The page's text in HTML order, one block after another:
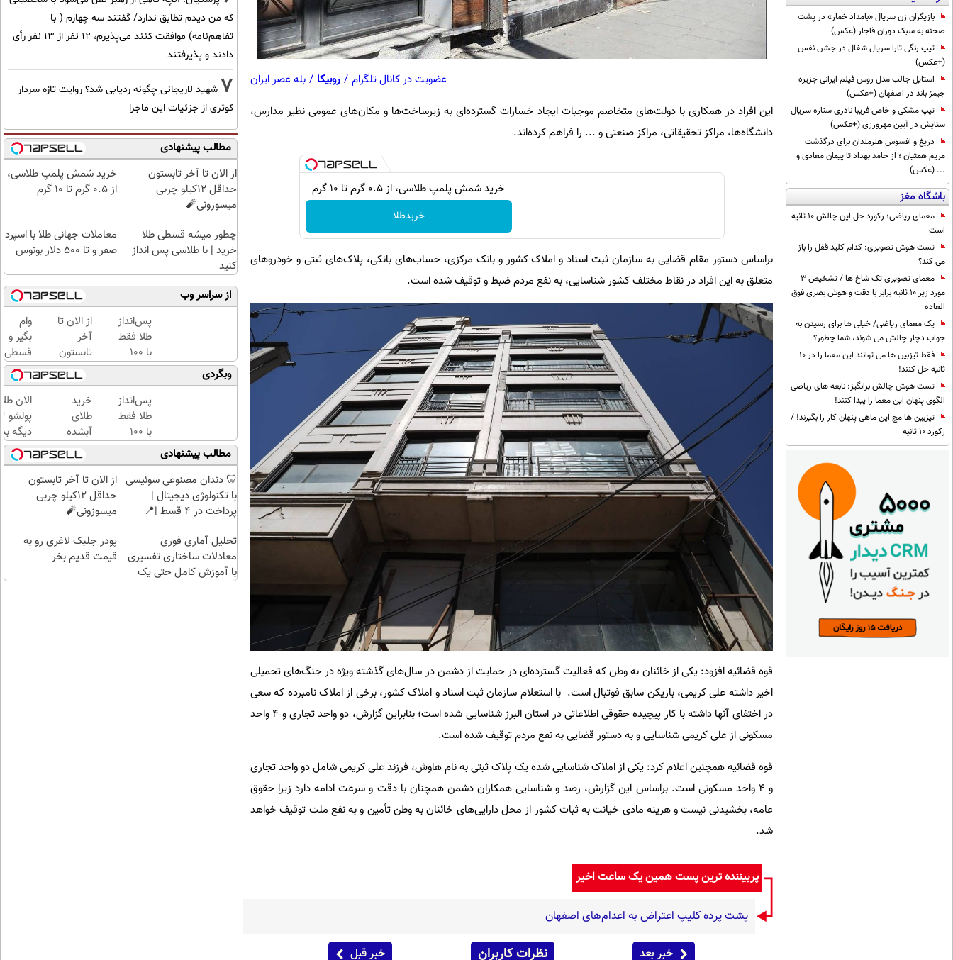
بازیگران زن سریال «بامداد خمار» در پشت
صحنه به سبک دوران قاجار (عکس)
تیپ رنگی تارا سریال شغال در جشن نفس
(+عکس)
استایل جالب مدل روس فیلم ایرانی جزیره
جیمز باند در اصفهان (+عکس)
تیپ مشکی و خاص فریبا نادری ستاره سریال
ستایش در آیین مهرورزی (+عکس)
دریغ و افسوس هنرمندان برای درگذشت
مریم همتیان ؛ از حامد بهداد تا پیمان معادی و
... (عکس)
باشگاه مغز
معمای ریاضی؛ رکورد حل این چالش 10 ثانیه
است
تست هوش تصویری: کدام کلید قفل را باز
می کند؟
معمای تصویری تک شاخ ها / تشخیص 3
مورد زیر 10 ثانیه برابر با دقت و هوش بصری فوق
العاده
یک معمای ریاضی/ خیلی ها برای رسیدن به
جواب دچار چالش می شوند، شما چطور؟
فقط تیزبین ها می توانند این معما را در 10
ثانیه حل کنند!
تست هوش چالش برانگیز: نابغه های ریاضی
الگوی پنهان این معما را پیدا کنند!
تیزبین ها مچ این ماهی پنهان کار را بگیرند! /
رکورد 10 ثانیه
عضویت در کانال تلگرام / روبیکا / بله عصر ایران
این افراد در همکاری با دولت‌های متخاصم موجبات ایجاد خسارات گسترده‌ای به زیرساخت‌ها و مکان‌های عمومی نظیر مدارس،
دانشگاه‌ها، مراکز تحقیقاتی، مراکز صنعتی و ... را فراهم کرده‌اند.
خرید شمش پلمپ طلاسی، از ۰.۵ گرم تا ۱۰ گرم
خریدطلا
براساس دستور مقام قضایی به سازمان ثبت اسناد و املاک کشور و بانک مرکزی، حساب‌های بانکی، پلاک‌های ثبتی و خودروهای
متعلق به این افراد در نقاط مختلف کشور شناسایی، به نفع مردم ضبط و توقیف شده است.
قوه قضائیه افزود: یکی از خائنان به وطن که فعالیت گسترده‌ای در حمایت از دشمن در سال‌های گذشته ویژه در جنگ‌های تحمیلی
اخیر داشته علی کریمی، بازیکن سابق فوتبال است. با استعلام سازمان ثبت اسناد و املاک کشور، برخی از املاک نامبرده که سعی
در اختفای آنها داشته با کار پیچیده حقوقی اطلاعاتی در استان البرز شناسایی شده است؛ بنابراین گزارش، دو واحد تجاری و ۴ واحد
مسکونی از علی کریمی شناسایی و به دستور قضایی به نفع مردم توقیف شده است.
قوه قضائیه همچنین اعلام کرد: یکی از املاک شناسایی شده یک پلاک ثبتی به نام هاوش، فرزند علی کریمی شامل دو واحد تجاری
و ۴ واحد مسکونی است. براساس این گزارش، رصد و شناسایی همکاران دشمن همچنان با دقت و سرعت ادامه دارد زیرا حقوق
عامه، بخشیدنی نیست و هزینه مادی خیانت به ثبات کشور از محل دارایی‌های خائنان به وطن تأمین و به نفع ملت توقیف خواهد
شد.
پربیننده ترین پست همین یک ساعت اخیر
پشت پرده کلیپ اعتراض به اعدام‌های اصفهان
خبر بعد نظرات کاربران خبر قبل
که من دیدم تطابق ندارد/ گفتند سه چهارم ( با
تفاهم‌نامه) موافقت کنند می‌پذیرم، 12 نفر از 13 نفر رأی
دادند و پذیرفتند
7 شهید لاریجانی چگونه ردیابی شد؟ روایت تازه سردار
کوثری از جزئیات این ماجرا
مطالب پیشنهادی
از الان تا آخر تابستون
حداقل 12کیلو چربی
میسوزونی🧨
خرید شمش پلمپ طلاسی،
از ۰.۵ گرم تا ۱۰ گرم
چطور میشه قسطی طلا
خرید | با طلاسی پس انداز
کنید
معاملات جهانی طلا با اسپرد
صفر و تا ۵۰۰ دلار بونوس
از سراسر وب
پس‌انداز
طلا فقط
با ۱۰۰
هزارتومان
(امن و
راحت)
از الان تا
آخر
تابستون
حداقل
12کیلو
چربی
میسوزونی
🧨
وام
بگیر و
قسطی
طلا
بخر!
چی از
این
بهتر!!
سریع
احراز
کن
وبگردی
پس‌انداز
طلا فقط
با ۱۰۰
هزارتومان
(امن و
راحت)
خرید
طلای
آبشده
حتی با
۱۰۰هزارتومان
الان
دیگه
طلا با
بی‌بهره
مطالب پیشنهادی
🦷 دندان مصنوعی سوئیسی
با تکنولوژی دیجیتال |
پرداخت در 4 قسط |📍
از الان تا آخر تابستون
حداقل 12کیلو چربی
میسوزونی🧨
تحلیل آماری فوری
معادلات ساختاری تفسیری
با آموزش کامل حتی یک
پودر جلبک لاغری رو به
قیمت قدیم بخر